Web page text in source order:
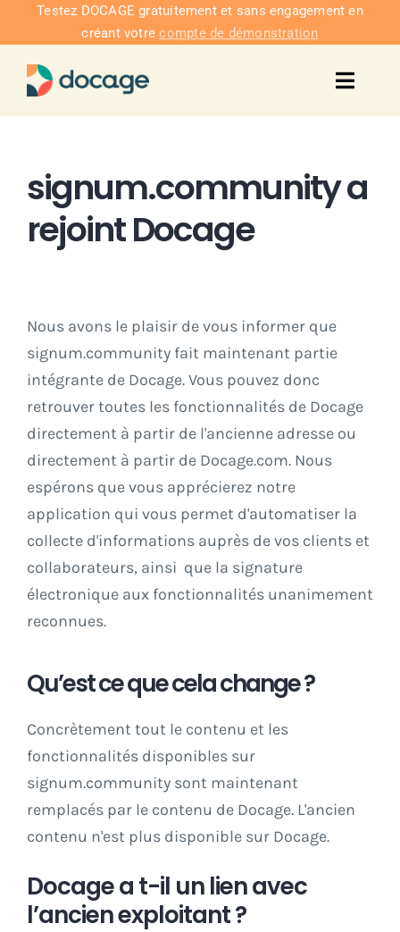
Passer
contenu
Testez DOCAGE gratuitement et sans engagement en
créant votrecompte de démonstration
signum.community a
rejoint Docage
Nous avons le plaisir de vous informer que
signum.community fait maintenant partie
intégrante de Docage. Vous pouvez donc
retrouver toutes les fonctionnalités de Docage
directement à partir de l'ancienne adresse ou
directement à partir de Docage.com. Nous
espérons que vous apprécierez notre
application qui vous permet d'automatiser la
collecte d'informations auprès de vos clients et
collaborateurs, ainsi que la signature
électronique aux fonctionnalités unanimement
reconnues.
Qu’est ce que cela change ?
Concrètement tout le contenu et les
fonctionnalités disponibles sur
signum.community sont maintenant
remplacés par le contenu de Docage. L'ancien
contenu n'est plus disponible sur Docage.
Docage a t-il un lien avec
l’ancien exploitant ?